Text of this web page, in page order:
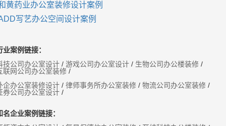
黄药业办公室装修设计案例
写艺办公空间设计案例
业案例链接：
技公司办公室设计 / 游戏公司办公室设计 / 生物公司办公楼装修 /
联网公司办公室装修 /
企办公室装修设计 / 律师事务所办公室装修 / 物流公司办公室装修 /
券公司办公室设计 /
名企业案例链接：